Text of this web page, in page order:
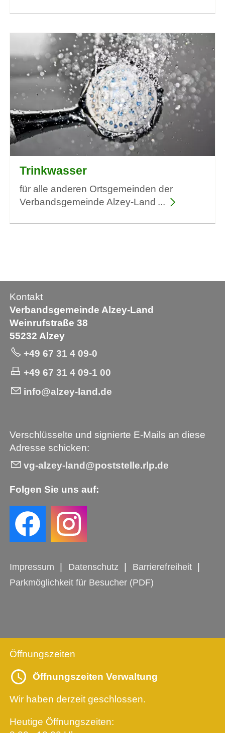
Trinkwasser
für alle anderen Ortsgemeinden der
Verbandsgemeinde Alzey-Land
Kontakt
Verbandsgemeinde Alzey-Land
Weinrufstraße 38
55232 Alzey
+49 67 31 4 09-0
+49 67 31 4 09-1 00
info@alzey-land.de
Verschlüsselte und signierte E-Mails an diese
Adresse schicken:
vg-alzey-land@poststelle.rlp.de
Folgen Sie uns auf:
Impressum Datenschutz
Barrierefreiheit
Parkmöglichkeit für Besucher (PDF)
Öffnungszeiten
Öffnungszeiten Verwaltung
Wir haben derzeit geschlossen.
Heutige Öffnungszeiten: